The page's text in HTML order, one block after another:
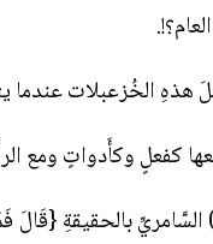
كفعلٍ وكأَدواتٍ ومع
بالحقيقةِ